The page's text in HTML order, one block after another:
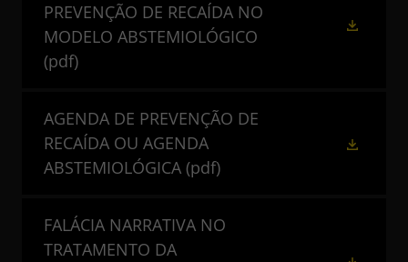
PREVENÇÃO DE RECAÍDA NO
MODELO ABSTEMIOLÓGICO
(pdf)
AGENDA DE PREVENÇÃO DE
RECAÍDA OU AGENDA
ABSTEMIOLÓGICA (pdf)
FALÁCIA NARRATIVA NO
TRATAMENTO DA